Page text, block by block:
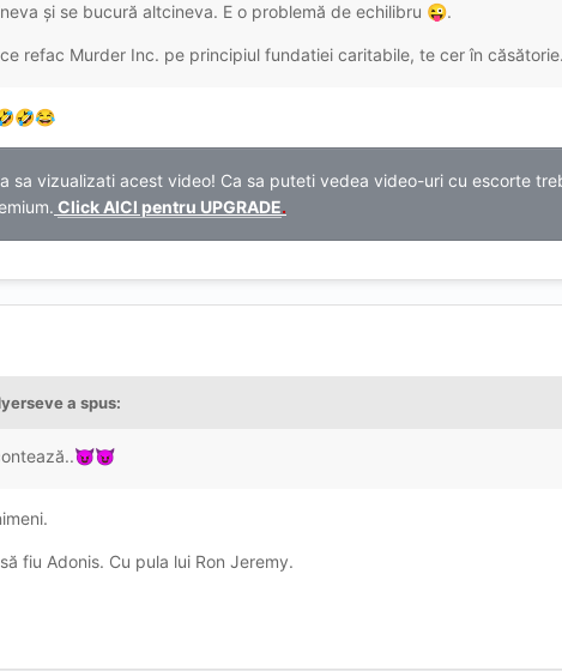
și se bucură altcineva. E o problemă de echilibru 😜.
refac Murder Inc. pe principiul fundatiei caritabile, te cer în
🤣😂
sa vizualizati acest video! Ca sa puteti vedea video-uri cu escorte
Click AICI pentru UPGRADE.
a spus:
😈😈
fiu Adonis. Cu pula lui Ron Jeremy.